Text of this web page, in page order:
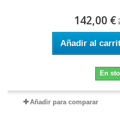
142,00 €
Añadir al
En
Añadir para comparar